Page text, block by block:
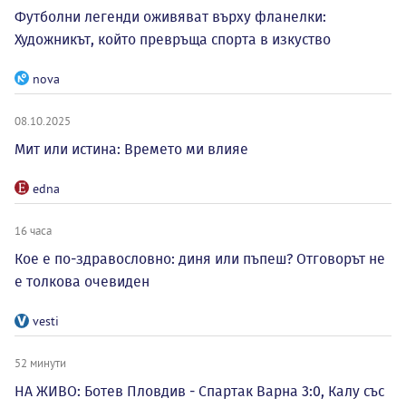
Футболни легенди оживяват върху фланелки:
Художникът, който превръща спорта в изкуство
nova
08.10.2025
Мит или истина: Времето ми влияе
edna
16 часа
Кое е по-здравословно: диня или пъпеш? Отговорът не
е толкова очевиден
vesti
52 минути
НА ЖИВО: Ботев Пловдив - Спартак Варна 3:0, Калу със